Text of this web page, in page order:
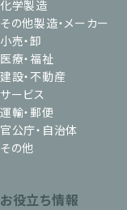
化学製造
その他製造・メーカー
小売・卸
医療・福祉
建設・不動産
サービス
運輸・郵便
官公庁・自治体
その他
お役立ち情報